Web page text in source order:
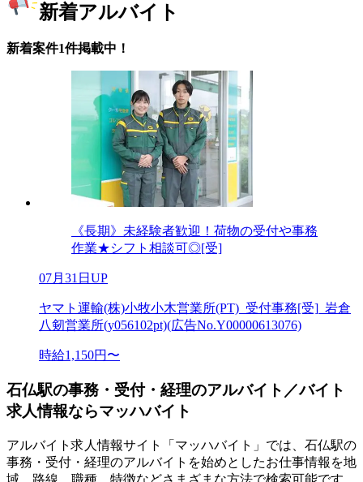
新着アルバイト
新着案件1件掲載中！
《長期》未経験者歓迎！荷物の受付や事務
作業★シフト相談可◎[受]
07月31日UP
ヤマト運輸(株)小牧小木営業所(PT)_受付事務[受]_岩倉
八剱営業所(y056102pt)(広告No.Y00000613076)
時給1,150円〜
石仏駅の事務・受付・経理のアルバイト／バイト
求人情報ならマッハバイト
アルバイト求人情報サイト「マッハバイト」では、石仏駅の
事務・受付・経理のアルバイトを始めとしたお仕事情報を地
域、路線、職種、特徴などさまざまな方法で検索可能です。